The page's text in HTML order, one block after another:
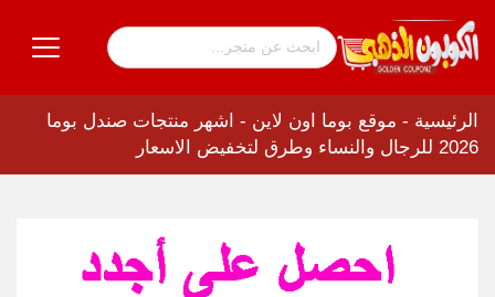
الرئيسية - موقع بوما اون لاين - اشهر منتجات صندل بوما
2026 للرجال والنساء وطرق لتخفيض الاسعار